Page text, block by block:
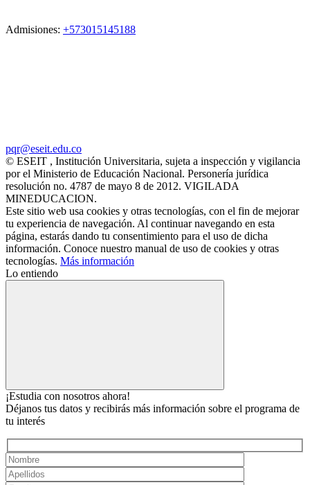
Admisiones: +573015145188
pqr@eseit.edu.co
© ESEIT , Institución Universitaria, sujeta a inspección y vigilancia
por el Ministerio de Educación Nacional. Personería jurídica
resolución no. 4787 de mayo 8 de 2012. VIGILADA
MINEDUCACION.
Este sitio web usa cookies y otras tecnologías, con el fin de mejorar
tu experiencia de navegación. Al continuar navegando en esta
página, estarás dando tu consentimiento para el uso de dicha
información. Conoce nuestro manual de uso de cookies y otras
tecnologías. Más información
Lo entiendo
¡Estudia con nosotros ahora!
Déjanos tus datos y recibirás más información sobre el programa de
tu interés